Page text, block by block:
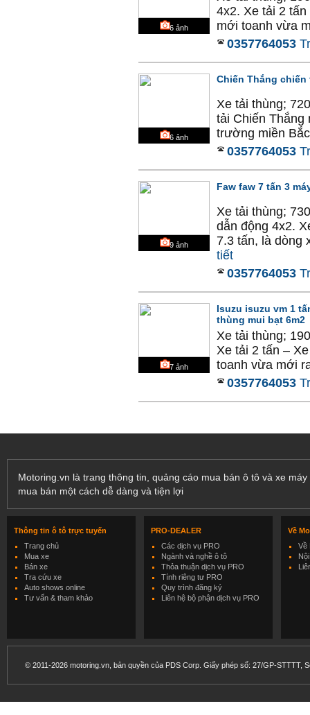
6 ảnh
4x2. Xe tải 2
mới toanh vừa
0357764053
6 ảnh
Chiến Thắng chiến
Xe tải thùng;
tải Chiến Thắng
trường miền
0357764053
9 ảnh
Faw faw 7 tấn 3
Xe tải thùng;
dẫn động 4x2.
7.3 tấn, là dòng
tiết
0357764053
7 ảnh
Isuzu isuzu vm 1
thùng mui bạt 6m2
Xe tải thùng;
Xe tải 2 tấn –
toanh vừa mới
0357764053
Motoring.vn là trang thông tin, quảng cáo mua bán ô tô và xe
mua bán một cách dễ dàng và tiện lợi
Thông tin ô tô trực tuyến
Trang chủ
Mua xe
Bán xe
Tra cứu xe
Auto shows online
Tư vấn & tham khảo
PRO-DEALER
Các dịch vụ PRO
Ngành và nghề ô tô
Thỏa thuận dịch vụ PRO
Tính riêng tư PRO
Quy trình đăng ký
Liên hệ bộ phận dịch vụ PRO
Về
Về
© 2011-2026 motoring.vn, bản quyền của PDS Corp. Giấy phép số: 27/GP-STTTT,